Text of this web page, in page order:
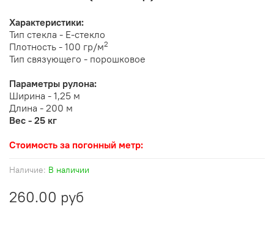
Наличие: В наличии
260.00 руб
Характеристики:
Тип стекла - Е-стекло
Плотность - 100 гр/м2
Тип связующего - порошковое
Параметры рулона:
Ширина - 1,25 м
Длина - 200 м
Вес - 25 кг
Стоимость за погонный метр: